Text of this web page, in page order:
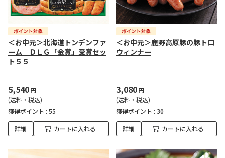
＜お中元＞北海道トンデンファ
ーム ＤＬＧ「金賞」受賞セッ
ト５５
5,540円
(送料・税込)
獲得ポイント : 55
詳細 カートに入れる
＜お中元＞鹿野高原豚の豚トロ
ウィンナー
3,080円
(送料・税込)
獲得ポイント : 30
詳細 カートに入れる